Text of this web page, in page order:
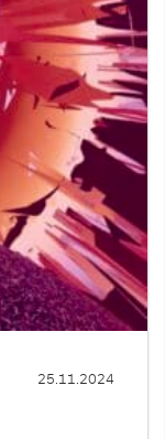
25.11.2024